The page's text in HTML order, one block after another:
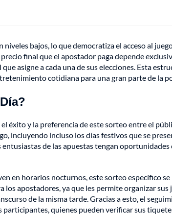
bajos, lo que democratiza el acceso al
final que el apostador paga depende
asigne a cada una de sus elecciones. Esta
cotidiana para una gran parte de la
éxito y la preferencia de este sorteo entre el
incluyendo incluso los días festivos que se
de las apuestas tengan
en horarios nocturnos, este sorteo específico se
apostadores, ya que les permite organizar sus
de la misma tarde. Gracias a esto, el
quienes pueden verificar sus